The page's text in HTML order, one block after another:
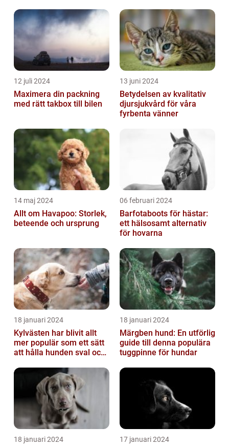
12 juli 2024
Maximera din packning
med rätt takbox till bilen
13 juni 2024
Betydelsen av kvalitativ
djursjukvård för våra
fyrbenta vänner
14 maj 2024
Allt om Havapoo: Storlek,
beteende och ursprung
06 februari 2024
Barfotaboots för hästar:
ett hälsosamt alternativ
för hovarna
18 januari 2024
Kylvästen har blivit allt
mer populär som ett sätt
att hålla hunden sval och
väde...
18 januari 2024
Märgben hund: En utförlig
guide till denna populära
tuggpinne för hundar
18 januari 2024 17 januari 2024